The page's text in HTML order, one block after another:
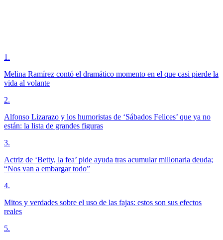
1 .
Melina Ramírez contó el dramático momento en el que casi pierde la
vida al volante
2.
Alfonso Lizarazo y los humoristas de ‘Sábados Felices’ que ya no
están: la lista de grandes figuras
3.
Actriz de ‘Betty, la fea’ pide ayuda tras acumular millonaria deuda;
“Nos van a embargar todo”
4.
Mitos y verdades sobre el uso de las fajas: estos son sus efectos
reales
5.